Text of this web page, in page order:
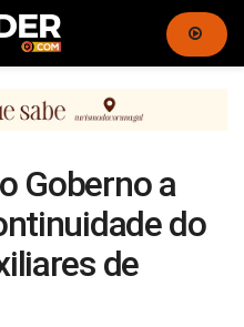
Goberno a
do
de